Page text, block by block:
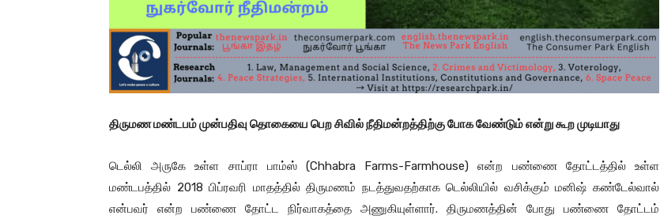
திருமண மண்டபம் முன்பதிவு தொகையை பெற சிவில் நீதிமன்றத்திற்கு போக வேண்டும் என்று கூற முடியாது
டெல்லி அருகே உள்ள சாப்ரா பாம்ஸ் (Chhabra Farms-Farmhouse) என்ற பண்ணை தோட்டத்தில் உள்ள
மண்டபத்தில் 2018 பிப்ரவரி மாதத்தில் திருமணம் நடத்துவதற்காக டெல்லியில் வசிக்கும் மனிஷ் கண்டேல்வால்
என்பவர் என்ற பண்ணை தோட்ட நிர்வாகத்தை அணுகியுள்ளார். திருமணத்தின் போது பண்ணை தோட்டம்